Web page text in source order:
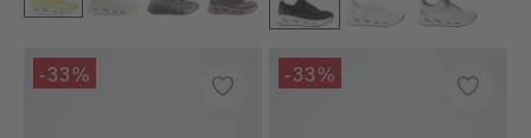
-33% -33%